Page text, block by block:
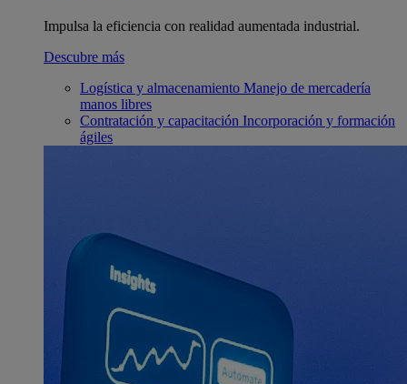
Impulsa la eficiencia con realidad aumentada industrial.
Descubre más
Logística y almacenamiento Manejo de mercadería
manos libres
Contratación y capacitación Incorporación y formación
ágiles